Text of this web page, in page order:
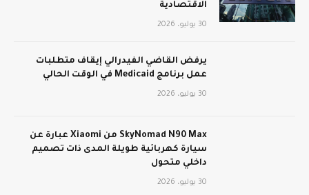
الاقتصادية
30 يوليو، 2026
يرفض القاضي الفيدرالي إيقاف متطلبات
عمل برنامج Medicaid في الوقت الحالي
30 يوليو، 2026
SkyNomad N90 Max من Xiaomi عبارة عن
سيارة كهربائية طويلة المدى ذات تصميم
داخلي متحول
30 يوليو، 2026